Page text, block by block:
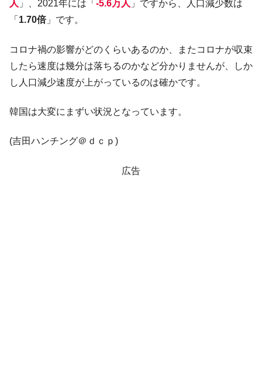
人 」、2021年には「 -5.6万人 」ですから、人口減少数は
「 1.70倍」です。
コロナ禍の影響がどのくらいあるのか、またコロナが収束
したら速度は幾分は落ちるのかなど分かりませんが、しか
し人口減少速度が上がっているのは確かです。
韓国は大変にまずい状況となっています。
(吉田ハンチング＠ｄｃｐ)
広告